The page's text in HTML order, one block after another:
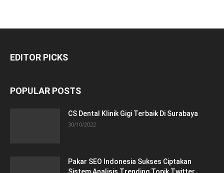
EDITOR PICKS
POPULAR POSTS
CS Dental Klinik Gigi Terbaik Di Surabaya
30/10/2022
Pakar SEO Indonesia Sukses Ciptakan
Sistem Analisis Trending Topik Twitter